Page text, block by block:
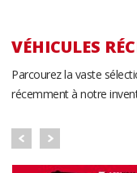
VÉHICULES
Parcourez la vaste
récemment à notre